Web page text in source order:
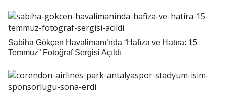
Sabiha Gökçen Havalimanı’nda “Hafıza ve Hatıra: 15
Temmuz” Fotoğraf Sergisi Açıldı